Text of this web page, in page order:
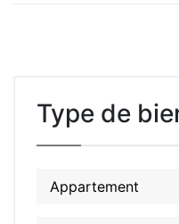
Type de
Appartement